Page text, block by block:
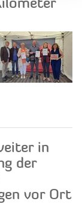
in
der
vor Ort